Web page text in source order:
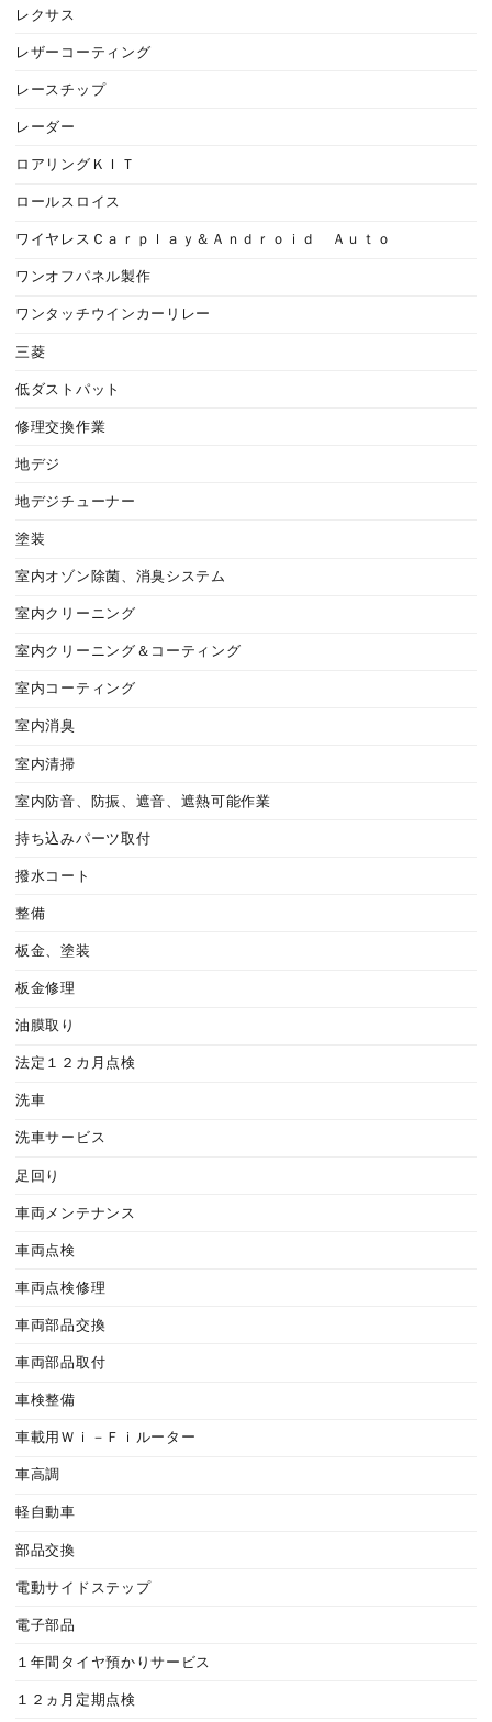
レクサス
レザーコーティング
レースチップ
レーダー
ロアリングＫＩＴ
ロールスロイス
ワイヤレスＣａｒｐｌａｙ＆Ａｎｄｒｏｉｄ Ａｕｔｏ
ワンオフパネル製作
ワンタッチウインカーリレー
三菱
低ダストパット
修理交換作業
地デジ
地デジチューナー
塗装
室内オゾン除菌、消臭システム
室内クリーニング
室内クリーニング＆コーティング
室内コーティング
室内消臭
室内清掃
室内防音、防振、遮音、遮熱可能作業
持ち込みパーツ取付
撥水コート
整備
板金、塗装
板金修理
油膜取り
法定１２カ月点検
洗車
洗車サービス
足回り
車両メンテナンス
車両点検
車両点検修理
車両部品交換
車両部品取付
車検整備
車載用Ｗｉ－Ｆｉルーター
車高調
軽自動車
部品交換
電動サイドステップ
電子部品
１年間タイヤ預かりサービス
１２ヵ月定期点検